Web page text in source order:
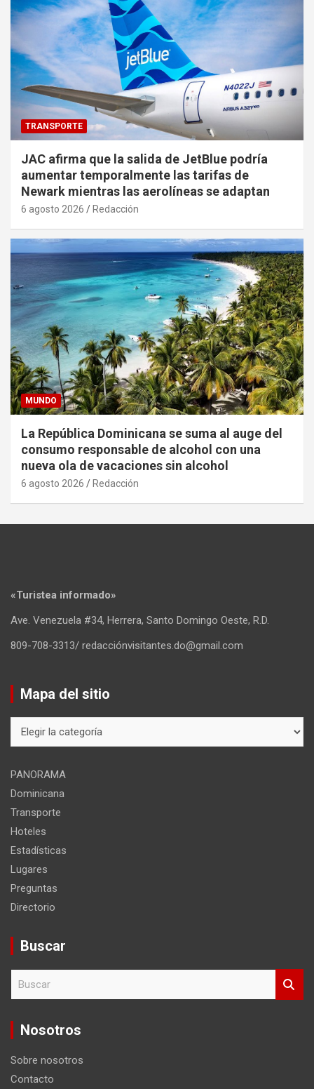
TRANSPORTE
JAC afirma que la salida de JetBlue podría
aumentar temporalmente las tarifas de
Newark mientras las aerolíneas se adaptan
6 agosto 2026 Redacción
MUNDO
La República Dominicana se suma al auge del
consumo responsable de alcohol con una
nueva ola de vacaciones sin alcohol
6 agosto 2026 Redacción
«Turistea informado»
Ave. Venezuela #34, Herrera, Santo Domingo Oeste, R.D.
809-708-3313/ redacciónvisitantes.do@gmail.com
Mapa del sitio
del
PANORAMA
Dominicana
Transporte
Hoteles
Estadísticas
Lugares
Preguntas
Directorio
Buscar
c
Nosotros
Sobre nosotros
Contacto